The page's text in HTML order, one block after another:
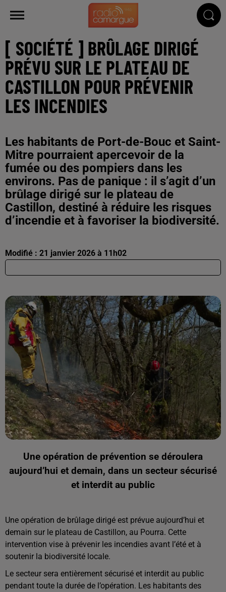
[ SOCIÉTÉ ] BRÛLAGE DIRIGÉ
PRÉVU SUR LE PLATEAU DE
CASTILLON POUR PRÉVENIR
LES INCENDIES
Les habitants de Port-de-Bouc et Saint-
Mitre pourraient apercevoir de la
fumée ou des pompiers dans les
environs. Pas de panique : il s’agit d’un
brûlage dirigé sur le plateau de
Castillon, destiné à réduire les risques
d’incendie et à favoriser la biodiversité.
Modifié : 21 janvier 2026 à 11h02
Une opération de prévention se déroulera
aujourd’hui et demain, dans un secteur sécurisé
et interdit au public
Une opération de brûlage dirigé est prévue aujourd’hui et
demain sur le plateau de Castillon, au Pourra. Cette
intervention vise à prévenir les incendies avant l’été et à
soutenir la biodiversité locale.
Le secteur sera entièrement sécurisé et interdit au public
pendant toute la durée de l’opération. Les habitants des